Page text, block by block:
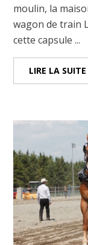
moulin, la
wagon de train
cette capsule ...
LIRE LA SUITE